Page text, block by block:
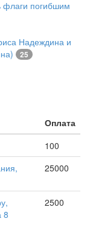
флаги погибшим
Надеждина и
25
Оплата
100
25000
8
2500